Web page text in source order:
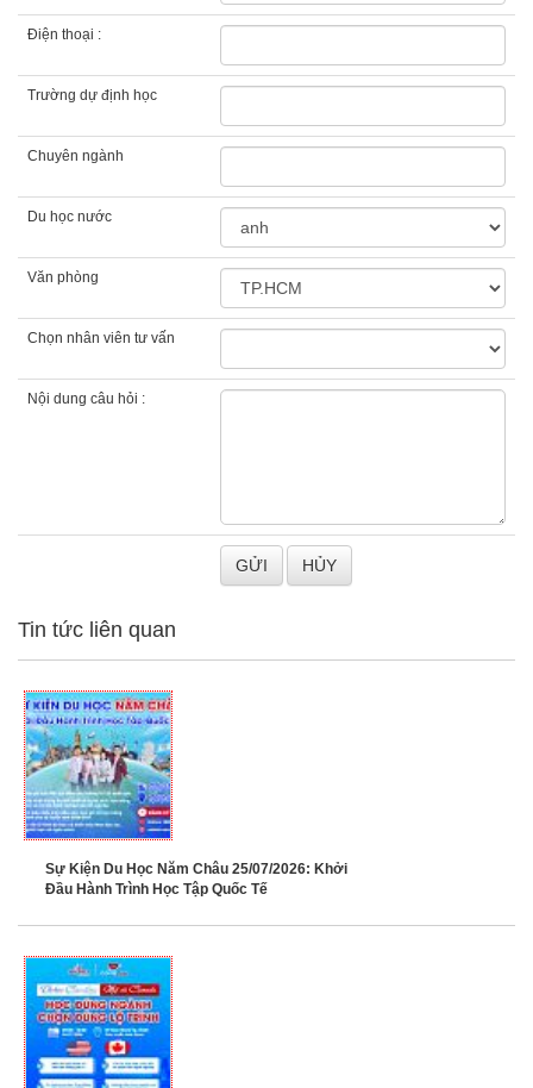
Điện thoại :
Trường dự định học
Chuyên ngành
Du học nước
Văn phòng
Chọn nhân viên tư vấn
Nội dung câu hỏi :
Tin tức liên quan
Sự Kiện Du Học Năm Châu 25/07/2026: Khởi
Đầu Hành Trình Học Tập Quốc Tế